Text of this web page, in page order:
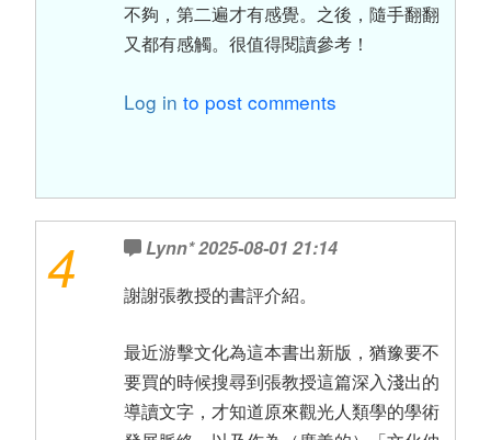
不夠，第二遍才有感覺。之後，隨手翻翻
又都有感觸。很值得閱讀參考！
Log in to post comments
4 Lynn*2025-08-01 21:14
謝謝張教授的書評介紹。
最近游擊文化為這本書出新版，猶豫要不
要買的時候搜尋到張教授這篇深入淺出的
導讀文字，才知道原來觀光人類學的學術